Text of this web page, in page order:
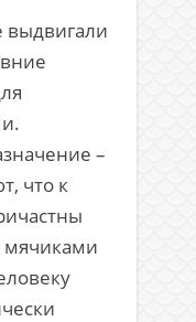
выдвигали
–
что к
мячиками